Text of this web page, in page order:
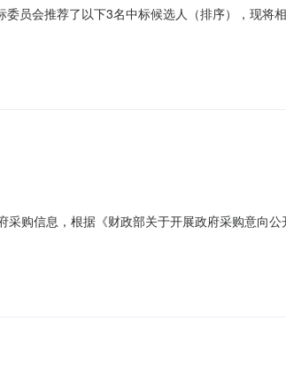
员会推荐了以下3名中标候选人（排序），现将
标候选人第一名第二名第三名中标候选人名称浙
购信息，根据《财政部关于开展政府采购意向公
入式天花机，需要从新跑电缆/布桥架/单独每层